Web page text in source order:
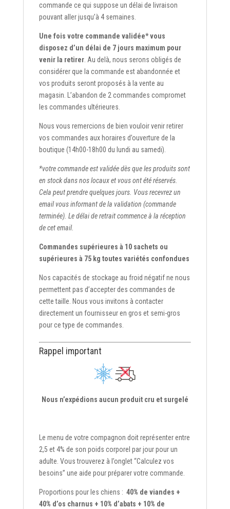
commande ce qui suppose un délai de livraison
pouvant aller jusqu’à 4 semaines.
Une fois votre commande validée* vous
disposez d’un délai de 7 jours maximum pour
venir la retirer. Au delà, nous serons obligés de
considérer que la commande est abandonnée et
vos produits seront proposés à la vente au
magasin. L’abandon de 2 commandes compromet
les commandes ultérieures.
Nous vous remercions de bien vouloir venir retirer
vos commandes aux horaires d’ouverture de la
boutique (14h00-18h00 du lundi au samedi).
*votre commande est validée dès que les produits sont
en stock dans nos locaux et vous ont été réservés.
Cela peut prendre quelques jours. Vous recevrez un
email vous informant de la validation (commande
terminée). Le délai de retrait commence à la réception
de cet email.
Commandes supérieures à 10 sachets ou
supérieures à 75 kg toutes variétés confondues
Nos capacités de stockage au froid négatif ne nous
permettent pas d’accepter des commandes de
cette taille. Nous vous invitons à contacter
directement un fournisseur en gros et semi-gros
pour ce type de commandes.
Rappel important
Nous n’expédions aucun produit cru et surgelé
Le menu de votre compagnon doit représenter entre
2,5 et 4% de son poids corporel par jour pour un
adulte. Vous trouverez à l’onglet “Calculez vos
besoins” une aide pour préparer votre commande.
Proportions pour les chiens : 40% de viandes +
40% d’os charnus + 10% d’abats + 10% de